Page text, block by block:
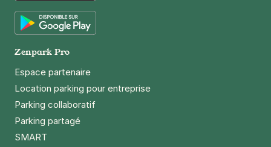
3,50 €/heure,25 €/jour,
+ Abonnements disponibles
Paris - Père Lachaise -
App Store
Zenpark Pro
Espace partenaire
Location parking pour entreprise
Parking collaboratif
Parking partagé
SMART